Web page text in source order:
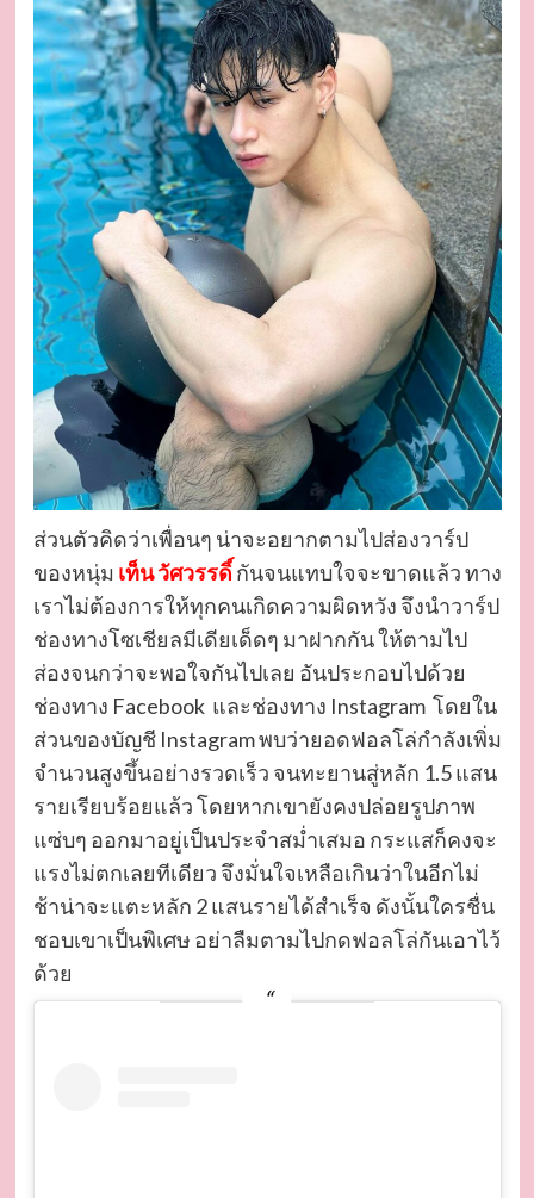
ส่วนตัวคิดว่าเพื่อนๆ น่าจะอยากตามไปส่องวาร์ป
ของหนุ่ม เท็น วัศวรรดิ์กันจนแทบใจจะขาดแล้ว ทาง
เราไม่ต้องการให้ทุกคนเกิดความผิดหวัง จึงนำวาร์ป
ช่องทางโซเชียลมีเดียเด็ดๆ มาฝากกัน ให้ตามไป
ส่องจนกว่าจะพอใจกันไปเลย อันประกอบไปด้วย
ช่องทาง Facebook และช่องทาง Instagram โดยใน
ส่วนของบัญชี Instagram พบว่ายอดฟอลโล่กำลังเพิ่ม
จำนวนสูงขึ้นอย่างรวดเร็ว จนทะยานสู่หลัก 1.5 แสน
รายเรียบร้อยแล้ว โดยหากเขายังคงปล่อยรูปภาพ
แซ่บๆ ออกมาอยู่เป็นประจำสม่ำเสมอ กระแสก็คงจะ
แรงไม่ตกเลยทีเดียว จึงมั่นใจเหลือเกินว่าในอีกไม่
ช้าน่าจะแตะหลัก 2 แสนรายได้สำเร็จ ดังนั้นใครชื่น
ชอบเขาเป็นพิเศษ อย่าลืมตามไปกดฟอลโล่กันเอาไว้
ด้วย